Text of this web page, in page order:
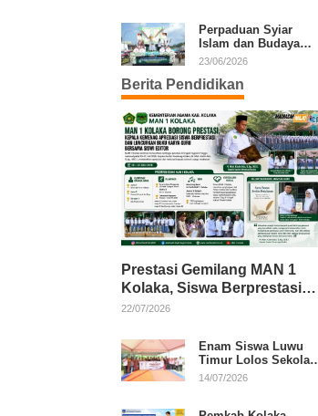
Perpaduan Syiar
Islam dan Budaya
Warnai Pawai Ta’aruf
23/06/2026
Berita Pendidikan
Prestasi Gemilang MAN 1
Kolaka, Siswa Berprestasi
dan Guru Berkarya Raih
22/07/2026
Enam Siswa Luwu
Timur Lolos Sekolah
Rakyat, Bupati: Jaga
14/07/2026